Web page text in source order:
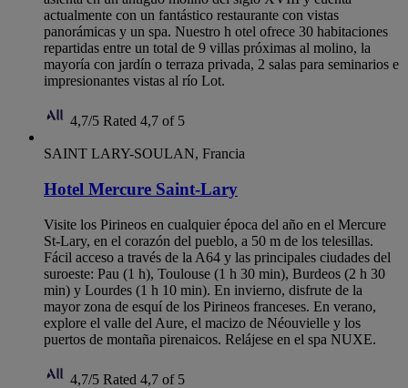
actualmente con un fantástico restaurante con vistas
panorámicas y un spa. Nuestro h otel ofrece 30 habitaciones
repartidas entre un total de 9 villas próximas al molino, la
mayoría con jardín o terraza privada, 2 salas para seminarios e
impresionantes vistas al río Lot.
4,7/5 Rated 4,7 of 5
SAINT LARY-SOULAN, Francia
Hotel Mercure Saint-Lary
Visite los Pirineos en cualquier época del año en el Mercure
St-Lary, en el corazón del pueblo, a 50 m de los telesillas.
Fácil acceso a través de la A64 y las principales ciudades del
suroeste: Pau (1 h), Toulouse (1 h 30 min), Burdeos (2 h 30
min) y Lourdes (1 h 10 min). En invierno, disfrute de la
mayor zona de esquí de los Pirineos franceses. En verano,
explore el valle del Aure, el macizo de Néouvielle y los
puertos de montaña pirenaicos. Relájese en el spa NUXE.
4,7/5 Rated 4,7 of 5